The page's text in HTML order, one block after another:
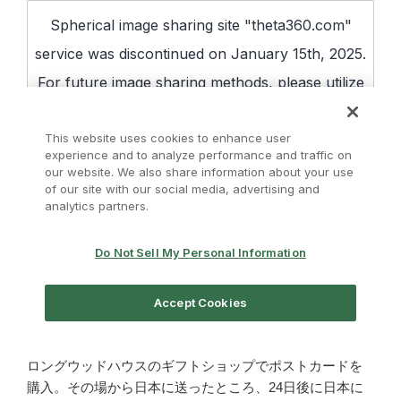
ロングウッドハウスのギフトショップでポストカードを
購入。その場から日本に送ったところ、24日後に日本に